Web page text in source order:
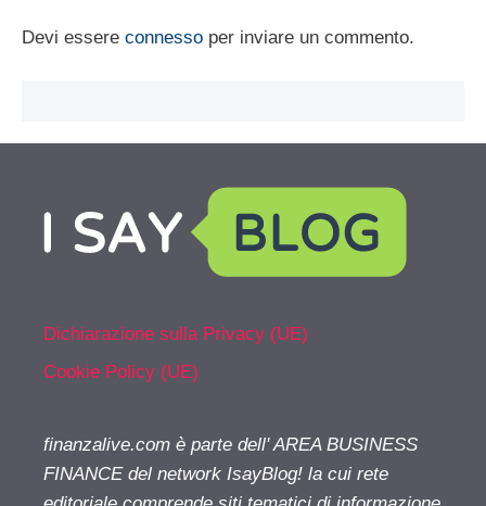
Devi essere connesso per inviare un commento.
Dichiarazione sulla Privacy (UE)
Cookie Policy (UE)
finanzalive.com è parte dell' AREA BUSINESS
FINANCE del network IsayBlog! la cui rete